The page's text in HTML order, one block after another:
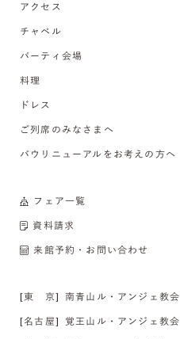
アクセス
チャペル
パーティ会場
料理
ドレス
ご列席のみなさまへ
バウリニューアルをお考えの方へ
フェア一覧
資料請求
来館予約・お問い合わせ
[東 京] 南青山ル・アンジェ教会
[名古屋] 覚王山ル・アンジェ教会